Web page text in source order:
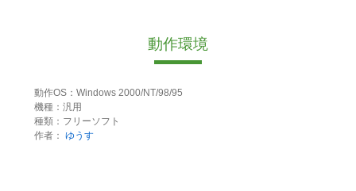
動作環境
動作OS：Windows 2000/NT/98/95
機種：汎用
種類：フリーソフト
作者： ゆうす